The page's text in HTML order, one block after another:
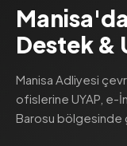
Destek &
Manisa Adliyesi
ofislerine UYAP, e-
Barosu bölgesinde